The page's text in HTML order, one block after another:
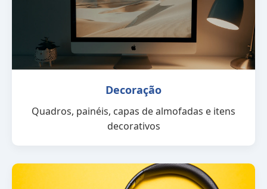
Decoração
Quadros, painéis, capas de almofadas e itens
decorativos